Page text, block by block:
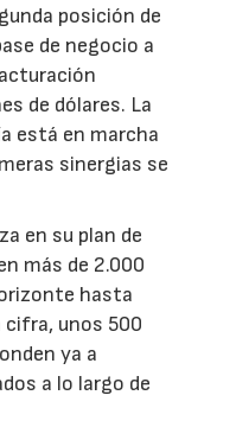
posición de
de negocio a
de dólares. La
está en marcha
sinergias se
en su plan de
más de 2.000
hasta
cifra, unos 500
ya a
a lo largo de